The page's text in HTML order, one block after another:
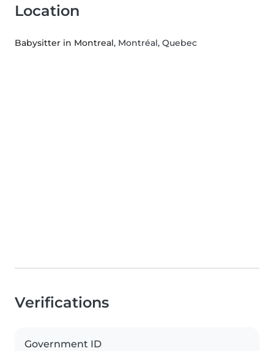
Location
Babysitter in Montreal, Montréal, Quebec
Verifications
Government ID